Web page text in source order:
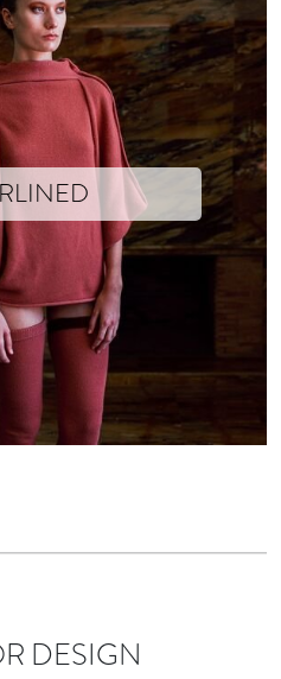
de murir tout en travaillant avec
DESIGN